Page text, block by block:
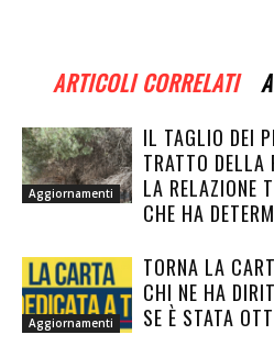
ARTICOLI CORRELATI
Aggiornamenti
IL TAGLIO DEI
TRATTO DELLA
LA RELAZIONE
CHE HA
Aggiornamenti
TORNA LA
CHI NE HA
SE È STATA